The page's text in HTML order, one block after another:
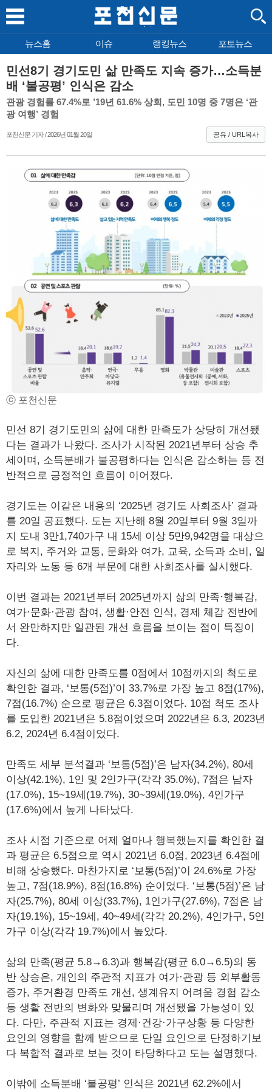
뉴스홈 이슈 랭킹뉴스 포토뉴스
민선8기 경기도민 삶 만족도 지속 증가…소득분
배 ‘불공평’ 인식은 감소
관광 경험률 67.4%로 ’19년 61.6% 상회, 도민 10명 중 7명은 ‘관
광 여행’ 경험
포천신문 기자 / 2026년 01월 20일 공유 / URL복사
ⓒ 포천신문
민선 8기 경기도민의 삶에 대한 만족도가 상당히 개선됐
다는 결과가 나왔다. 조사가 시작된 2021년부터 상승 추
세이며, 소득분배가 불공평하다는 인식은 감소하는 등 전
반적으로 긍정적인 흐름이 이어졌다.
경기도는 이같은 내용의 ‘2025년 경기도 사회조사’ 결과
를 20일 공표했다. 도는 지난해 8월 20일부터 9월 3일까
지 도내 3만1,740가구 내 15세 이상 5만9,942명을 대상으
로 복지, 주거와 교통, 문화와 여가, 교육, 소득과 소비, 일
자리와 노동 등 6개 부문에 대한 사회조사를 실시했다.
이번 결과는 2021년부터 2025년까지 삶의 만족·행복감,
여가·문화·관광 참여, 생활·안전 인식, 경제 체감 전반에
서 완만하지만 일관된 개선 흐름을 보이는 점이 특징이
다.
자신의 삶에 대한 만족도를 0점에서 10점까지의 척도로
확인한 결과, ‘보통(5점)’이 33.7%로 가장 높고 8점(17%),
7점(16.7%) 순으로 평균은 6.3점이었다. 10점 척도 조사
를 도입한 2021년은 5.8점이었으며 2022년은 6.3, 2023년
6.2, 2024년 6.4점이었다.
만족도 세부 분석결과 ‘보통(5점)’은 남자(34.2%), 80세
이상(42.1%), 1인 및 2인가구(각각 35.0%), 7점은 남자
(17.0%), 15~19세(19.7%), 30~39세(19.0%), 4인가구
(17.6%)에서 높게 나타났다.
조사 시점 기준으로 어제 얼마나 행복했는지를 확인한 결
과 평균은 6.5점으로 역시 2021년 6.0점, 2023년 6.4점에
비해 상승했다. 마찬가지로 ‘보통(5점)’이 24.6%로 가장
높고, 7점(18.9%), 8점(16.8%) 순이었다. ‘보통(5점)’은 남
자(25.7%), 80세 이상(33.7%), 1인가구(27.6%), 7점은 남
자(19.1%), 15~19세, 40~49세(각각 20.2%), 4인가구, 5인
가구 이상(각각 19.7%)에서 높았다.
삶의 만족(평균 5.8→6.3)과 행복감(평균 6.0→6.5)의 동
반 상승은, 개인의 주관적 지표가 여가·관광 등 외부활동
증가, 주거환경 만족도 개선, 생계유지 어려움 경험 감소
등 생활 전반의 변화와 맞물리며 개선됐을 가능성이 있
다. 다만, 주관적 지표는 경제·건강·가구상황 등 다양한
요인의 영향을 함께 받으므로 단일 요인으로 단정하기보
다 복합적 결과로 보는 것이 타당하다고 도는 설명했다.
이밖에 소득분배 ‘불공평’ 인식은 2021년 62.2%에서